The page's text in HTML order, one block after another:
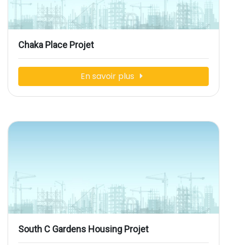
Chaka Place Projet
En savoir plus
South C Gardens Housing Projet